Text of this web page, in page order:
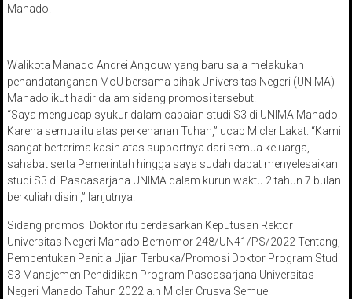
Manado.
Walikota Manado Andrei Angouw yang baru saja melakukan
penandatanganan MoU bersama pihak Universitas Negeri (UNIMA)
Manado ikut hadir dalam sidang promosi tersebut.
“Saya mengucap syukur dalam capaian studi S3 di UNIMA Manado.
Karena semua itu atas perkenanan Tuhan,” ucap Micler Lakat. “Kami
sangat berterima kasih atas supportnya dari semua keluarga,
sahabat serta Pemerintah hingga saya sudah dapat menyelesaikan
studi S3 di Pascasarjana UNIMA dalam kurun waktu 2 tahun 7 bulan
berkuliah disini,” lanjutnya.
Sidang promosi Doktor itu berdasarkan Keputusan Rektor
Universitas Negeri Manado Bernomor 248/UN41/PS/2022 Tentang,
Pembentukan Panitia Ujian Terbuka/Promosi Doktor Program Studi
S3 Manajemen Pendidikan Program Pascasarjana Universitas
Negeri Manado Tahun 2022 a.n Micler Crusva Semuel